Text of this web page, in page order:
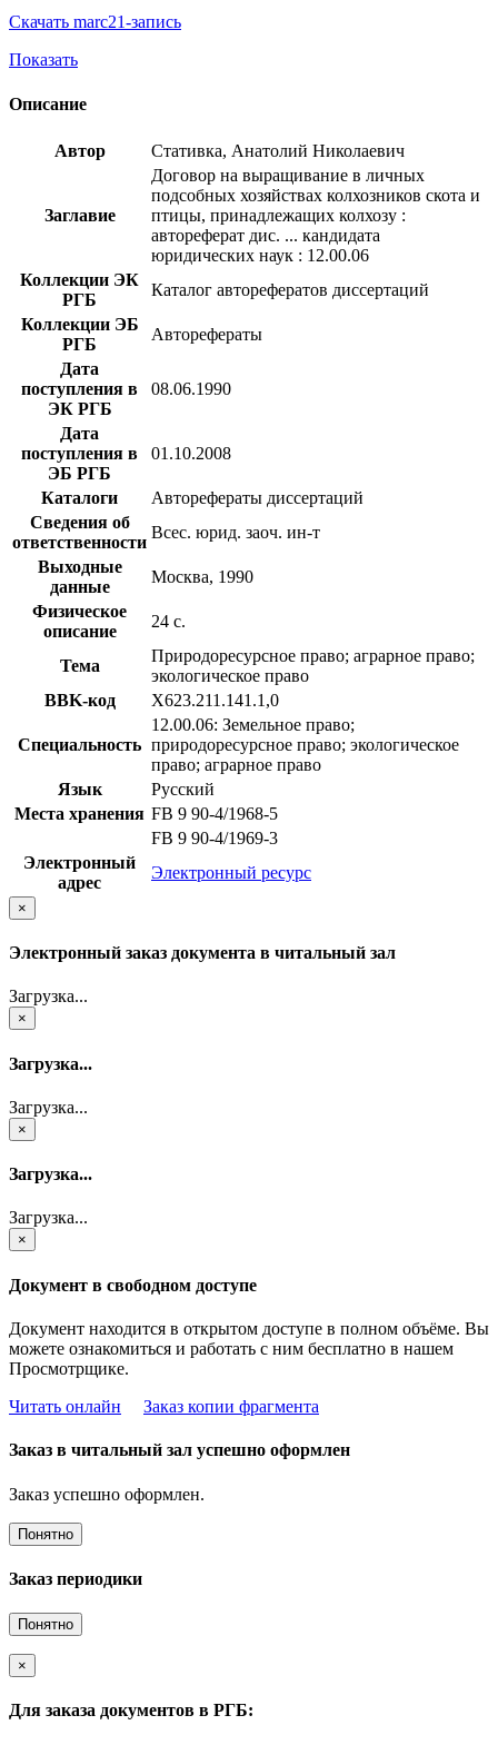
Скачать marc21-запись
Показать
Описание
Автор Стативка, Анатолий Николаевич
Заглавие
Договор на выращивание в личных
подсобных хозяйствах колхозников скота и
птицы, принадлежащих колхозу :
автореферат дис. ... кандидата
юридических наук : 12.00.06
Коллекции ЭК
РГБ
Каталог авторефератов диссертаций
Коллекции ЭБ
РГБ
Авторефераты
Дата
поступления в
ЭК РГБ
08.06.1990
Дата
поступления в
ЭБ РГБ
01.10.2008
Каталоги
Авторефераты диссертаций
Сведения об
ответственности
Всес. юрид. заоч. ин-т
Выходные
данные
Москва, 1990
Физическое
описание
24 с.
Тема
Природоресурсное право; аграрное право;
экологическое право
BBK-код
Х623.211.141.1,0
Специальность
12.00.06: Земельное право;
природоресурсное право; экологическое
право; аграрное право
Язык
Русский
Места хранения FB 9 90-4/1968-5
FB 9 90-4/1969-3
Электронный
адрес
Электронный ресурс
×
Электронный заказ документа в читальный зал
Загрузка...
×
Загрузка...
Загрузка...
×
Загрузка...
Загрузка...
×
Документ в свободном доступе
Документ находится в открытом доступе в полном объёме. Вы
можете ознакомиться и работать с ним бесплатно в нашем
Просмотрщике.
Читать онлайн
Заказ копии фрагмента
Заказ в читальный зал успешно оформлен
Заказ успешно оформлен.
Понятно
Заказ периодики
Понятно
×
Для заказа документов в РГБ: